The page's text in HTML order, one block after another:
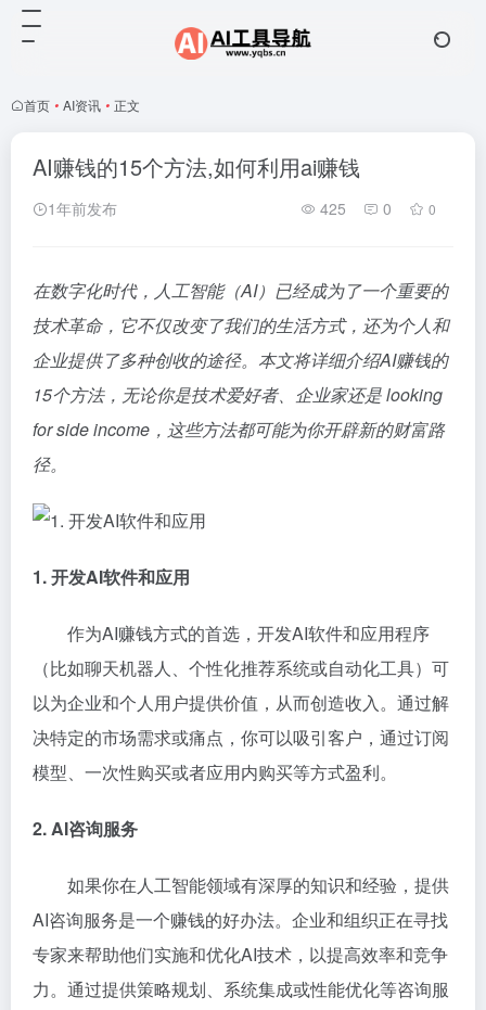
首页 • AI资讯 • 正文
AI赚钱的15个方法,如何利用ai赚钱
1年前发布 425 0 0
在数字化时代，人工智能（AI）已经成为了一个重要的
技术革命，它不仅改变了我们的生活方式，还为个人和
企业提供了多种创收的途径。本文将详细介绍AI赚钱的
15个方法，无论你是技术爱好者、企业家还是 looking
for side income，这些方法都可能为你开辟新的财富路
径。
1. 开发AI软件和应用
作为AI赚钱方式的首选，开发AI软件和应用程序
（比如聊天机器人、个性化推荐系统或自动化工具）可
以为企业和个人用户提供价值，从而创造收入。通过解
决特定的市场需求或痛点，你可以吸引客户，通过订阅
模型、一次性购买或者应用内购买等方式盈利。
2. AI咨询服务
如果你在人工智能领域有深厚的知识和经验，提供
AI咨询服务是一个赚钱的好办法。企业和组织正在寻找
专家来帮助他们实施和优化AI技术，以提高效率和竞争
力。通过提供策略规划、系统集成或性能优化等咨询服